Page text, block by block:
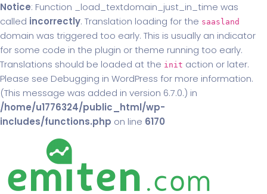
Notice: Function _load_textdomain_just_in_time was
called incorrectly. Translation loading for the saasland
domain was triggered too early. This is usually an indicator
for some code in the plugin or theme running too early.
Translations should be loaded at the init action or later.
Please see Debugging in WordPress for more information.
(This message was added in version 6.7.0.) in
/home/u1776324/public_html/wp-
includes/functions.php on line 6170